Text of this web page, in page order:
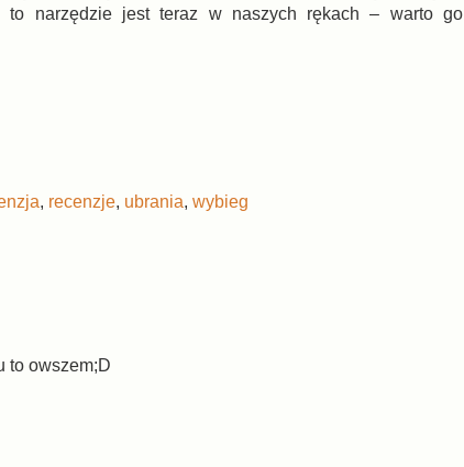
to narzędzie jest teraz w naszych rękach – warto go
, recenzje, ubrania, wybieg
to owszem;D